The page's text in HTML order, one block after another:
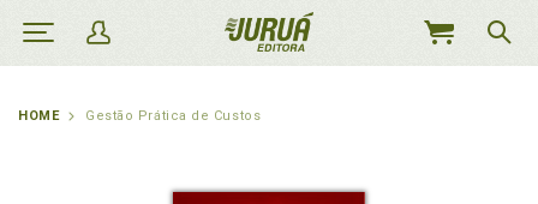
MEU
HOME Gestão Prática de Custos